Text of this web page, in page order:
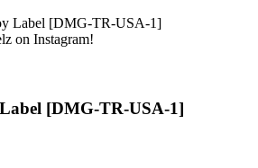
[DMG-TR-USA-1]